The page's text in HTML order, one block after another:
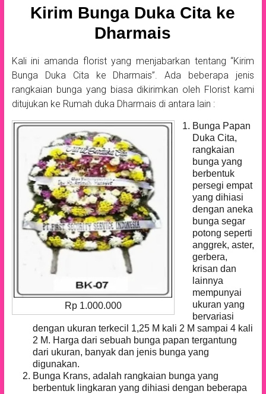
Kirim Bunga Duka Cita ke
Dharmais
Kali ini amanda florist yang menjabarkan tentang “Kirim
Bunga Duka Cita ke Dharmais”. Ada beberapa jenis
rangkaian bunga yang biasa dikirimkan oleh Florist kami
ditujukan ke Rumah duka Dharmais di antara lain :
Rp 1.000.000
Bunga Papan
Duka Cita,
rangkaian
bunga yang
berbentuk
persegi empat
yang dihiasi
dengan aneka
bunga segar
potong seperti
anggrek, aster,
gerbera,
krisan dan
lainnya
mempunyai
ukuran yang
bervariasi
dengan ukuran terkecil 1,25 M kali 2 M sampai 4 kali
2 M. Harga dari sebuah bunga papan tergantung
dari ukuran, banyak dan jenis bunga yang
digunakan.
Bunga Krans, adalah rangkaian bunga yang
berbentuk lingkaran yang dihiasi dengan beberapa